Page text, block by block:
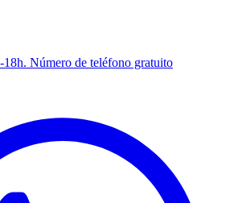
Número de teléfono gratuito